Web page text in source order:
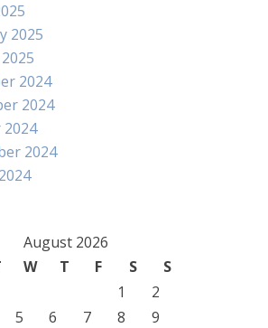
2025
2024
2024
2024
August 2026
W T F S
S
1
2
5 6 7 8
9